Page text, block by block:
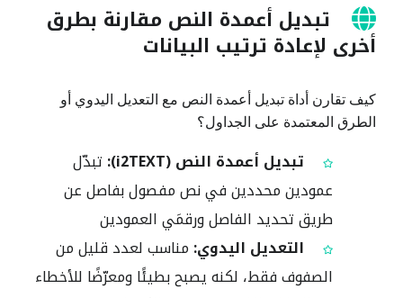
تبديل أعمدة النص مقارنة بطرق
أخرى لإعادة ترتيب البيانات
كيف تقارن أداة تبديل أعمدة النص مع التعديل اليدوي أو
الطرق المعتمدة على الجداول؟
تبديل أعمدة النص (i2TEXT):
تبدّل
عمودين محددين في نص مفصول بفاصل عن
طريق تحديد الفاصل ورقمَي العمودين
التعديل اليدوي: مناسب لعدد قليل من
الصفوف فقط، لكنه يصبح بطيئًا ومعرّضًا للأخطاء